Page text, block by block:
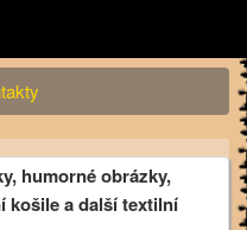
humorné obrázky,
košile a další textilní